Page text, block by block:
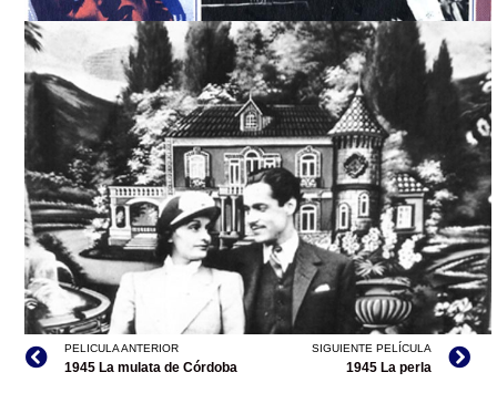
LA PAJARERA, ARCHIVO CINETECA NACIONAL
PELICULA ANTERIOR
1945 La mulata de Córdoba
SIGUIENTE PELÍCULA
1945 La perla